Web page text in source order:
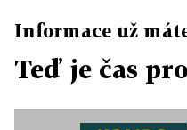
Informace už
Teď je čas